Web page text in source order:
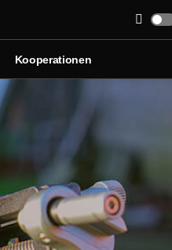
Kooperationen